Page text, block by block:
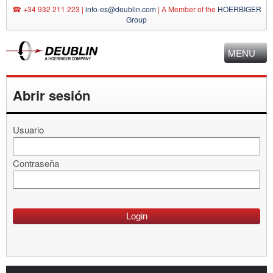
☎ +34 932 211 223 | info-es@deublin.com | A Member of the HOERBIGER
Group
MENU
Abrir sesión
Usuario
Contraseña